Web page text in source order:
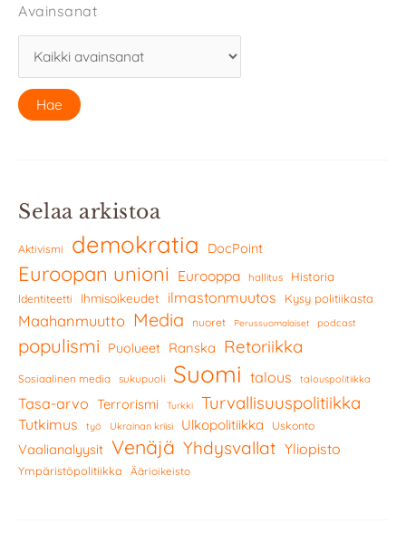
Avainsanat
Selaa arkistoa
Aktivismi demokratia DocPoint
Euroopan unioni Eurooppa hallitus Historia
Identiteetti Ihmisoikeudet ilmastonmuutos Kysy politiikasta
Maahanmuutto Media nuoret Perussuomalaiset podcast
populismi Puolueet Ranska Retoriikka
Sosiaalinen media sukupuoli Suomi talous talouspolitiikka
Tasa-arvo Terrorismi Turkki Turvallisuuspolitiikka
Tutkimus työ Ukrainan kriisi Ulkopolitiikka Uskonto
Vaalianalyysit Venäjä Yhdysvallat Yliopisto
Ympäristöpolitiikka Äärioikeisto